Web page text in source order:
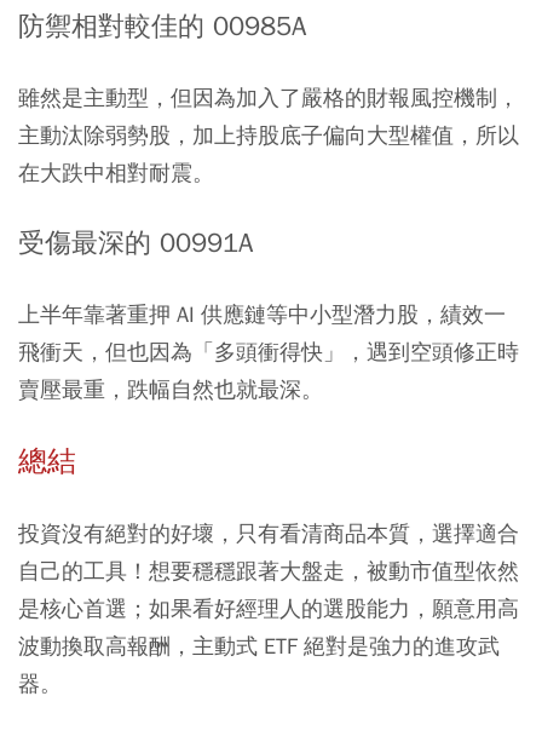
防禦相對較佳的 00985A
雖然是主動型，但因為加入了嚴格的財報風控機制，
主動汰除弱勢股，加上持股底子偏向大型權值，所以
在大跌中相對耐震。
受傷最深的 00991A
上半年靠著重押 AI 供應鏈等中小型潛力股，績效一
飛衝天，但也因為「多頭衝得快」，遇到空頭修正時
賣壓最重，跌幅自然也就最深。
總結
投資沒有絕對的好壞，只有看清商品本質，選擇適合
自己的工具！想要穩穩跟著大盤走，被動市值型依然
是核心首選；如果看好經理人的選股能力，願意用高
波動換取高報酬，主動式 ETF 絕對是強力的進攻武
器。